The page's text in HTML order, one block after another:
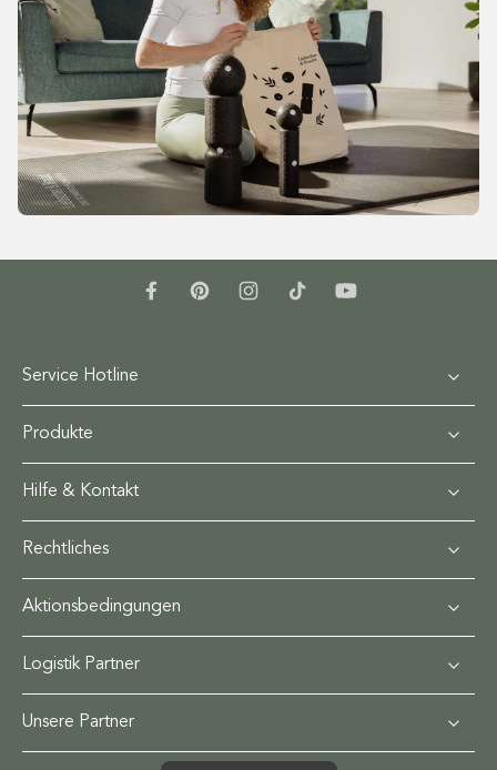
Service Hotline
Produkte
Hilfe & Kontakt
Rechtliches
Aktionsbedingungen
Logistik Partner
Unsere Partner